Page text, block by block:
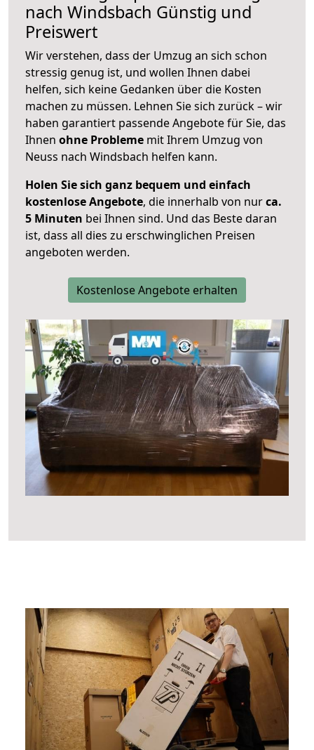
nach Windsbach Günstig und
Preiswert
Wir verstehen, dass der Umzug an sich schon
stressig genug ist, und wollen Ihnen dabei
helfen, sich keine Gedanken über die Kosten
machen zu müssen. Lehnen Sie sich zurück – wir
haben garantiert passende Angebote für Sie, das
Ihnen ohne Probleme mit Ihrem Umzug von
Neuss nach Windsbach helfen kann.
Holen Sie sich ganz bequem und einfach
kostenlose Angebote, die innerhalb von nurca.
5 Minuten bei Ihnen sind. Und das Beste daran
ist, dass all dies zu erschwinglichen Preisen
angeboten werden.
Kostenlose Angebote erhalten